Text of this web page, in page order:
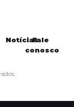
NotíciasFale
conosco